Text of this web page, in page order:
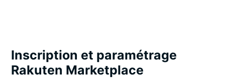
Inscription et paramétrage
Rakuten Marketplace